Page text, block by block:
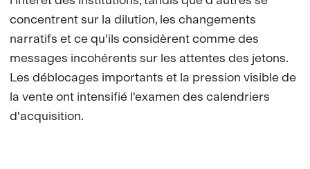
concentrent sur la dilution, les changements
narratifs et ce qu'ils considèrent comme des
messages incohérents sur les attentes des jetons.
Les déblocages importants et la pression visible de
la vente ont intensifié l'examen des calendriers
d'acquisition.